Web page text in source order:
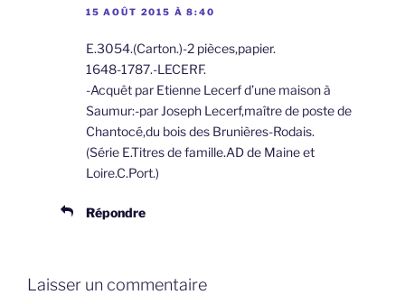
15 AOÛT 2015 À 8:40
E.3054.(Carton.)-2 pièces,papier.
1648-1787.-LECERF.
-Acquêt par Etienne Lecerf d’une maison à
Saumur:-par Joseph Lecerf,maître de poste de
Chantocé,du bois des Brunières-Rodais.
(Série E.Titres de famille.AD de Maine et
Loire.C.Port.)
Répondre
Laisser un commentaire